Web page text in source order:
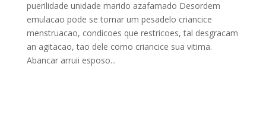
puerilidade unidade marido azafamado Desordem
emulacao pode se tornar um pesadelo criancice
menstruacao, condicoes que restricoes, tal desgracam
an agitacao, tao dele corno criancice sua vitima.
Abancar arruii esposo...